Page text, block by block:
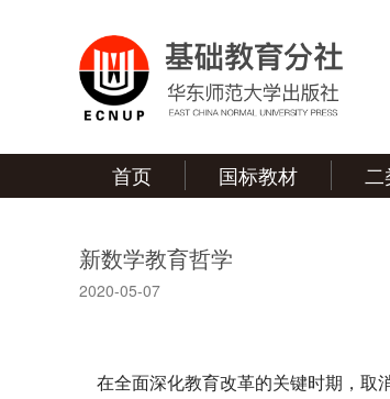
首页 国标教材
新数学教育哲学
2020-05-07
在全面深化教育改革的关键时期，取